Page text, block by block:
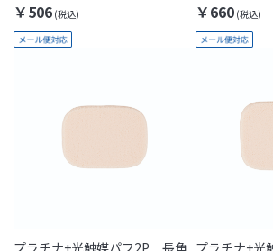
￥506 ￥660
プラチナ+光触媒パフ2P 長角 プラチナ+